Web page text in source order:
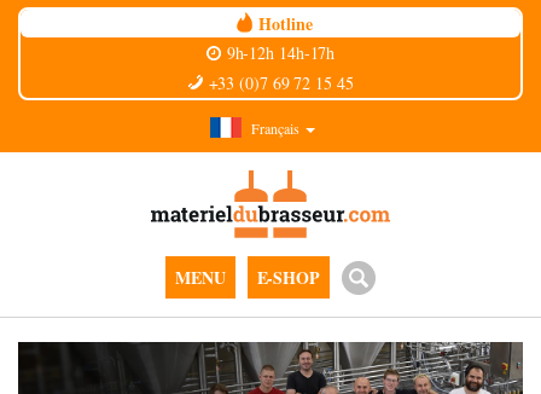
Hotline
9h-12h 14h-17h
+33 (0)7 69 72 15 45
Français
MENU E-SHOP